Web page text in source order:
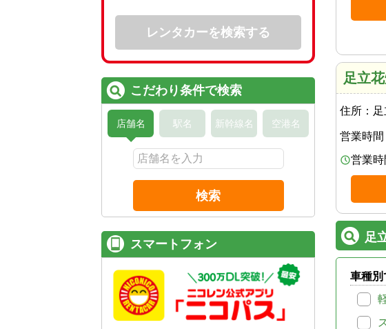
足立
住所：
営業時間
営業
足
車種別
レンタカーを検索する
こだわり条件で検索
店舗名 駅名 新幹線名 空港名
検索
スマートフォン